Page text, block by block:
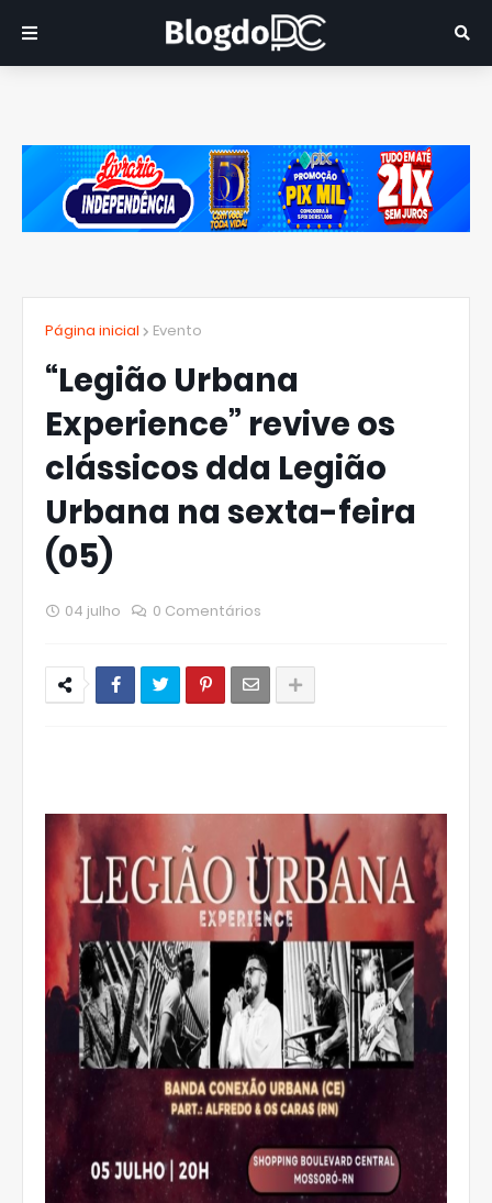
Página inicial Evento
“Legião Urbana
Experience” revive os
clássicos dda Legião
Urbana na sexta-feira
(05)
04 julho 0 Comentários